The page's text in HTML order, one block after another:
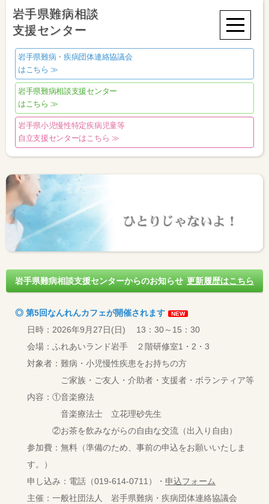
岩手県難病相談
支援センター
岩手県難病・疾病団体連絡協議会
はこちら ≫
岩手県難病相談支援センター
はこちら ≫
岩手県小児慢性特定疾病児童等
自立支援センターはこちら ≫
岩手県難病相談支援センターからのお知らせ 更新履歴はこちら
◎ 第5回なんれんカフェが開催されます NEW
日時：2026年9月27日(日) 13：30～15：30
会場：ふれあいランド岩手 ２階研修室1・2・3
対象者：難病・小児慢性疾患をお持ちの方
ご家族・ご友人・介助者・支援者・ボランティア等
内容：①音楽療法
音楽療法士 立花理砂先生
②お茶を飲みながらの自由な交流（出入り自由）
参加費：無料（準備のため、事前の申込をお願いいたしま
す。）
申し込み：電話（019-614-0711）・ 申込フォーム
主催：一般社団法人 岩手県難病・疾病団体連絡協議会